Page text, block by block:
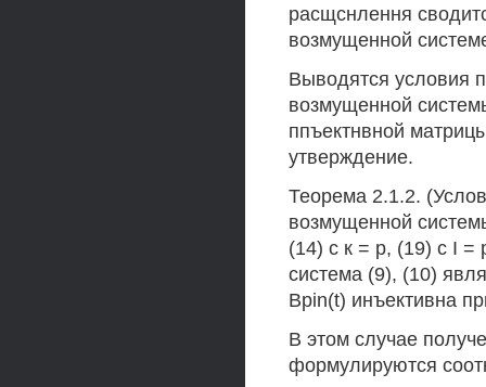
расщснлення
возмущенной
Выводятся условия
возмущенной
ппъектнвной
утверждение.
Теорема 2.1.2.
возмущенной
(14) с к = р, (19) с I =
система (9), (10)
Bpin(t) инъективна
В этом случае
формулируются